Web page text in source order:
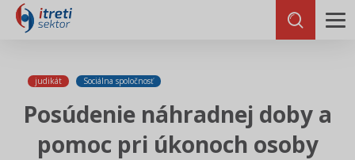
judikát Sociálna spoločnosť
Posúdenie náhradnej doby a
pomoc pri úkonoch osoby